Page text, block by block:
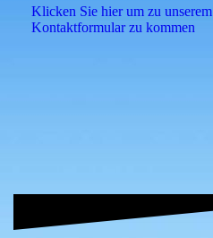
Klicken Sie hier um zu unserem
Kon­takt­for­mu­lar zu kommen